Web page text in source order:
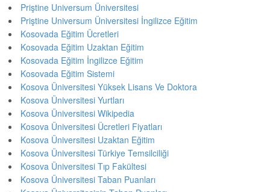
Priştine Universum Üniversitesi
Priştine Universum Üniversitesi İngilizce Eğitim
Kosovada Eğitim Ücretleri
Kosovada Eğitim Uzaktan Eğitim
Kosovada Eğitim İngilizce Eğitim
Kosovada Eğitim Sistemi
Kosova Üniversitesi Yüksek Lisans Ve Doktora
Kosova Üniversitesi Yurtları
Kosova Üniversitesi Wikipedia
Kosova Üniversitesi Ücretleri Fiyatları
Kosova Üniversitesi Uzaktan Eğitim
Kosova Üniversitesi Türkiye Temsilciliği
Kosova Üniversitesi Tıp Fakültesi
Kosova Üniversitesi Taban Puanları